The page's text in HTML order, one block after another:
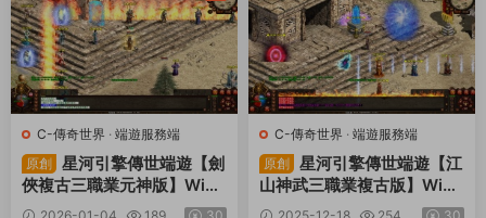
C-傳奇世界 · 端遊服務端
原創
星河引擎傳世端遊【劍
俠複古三職業元神版】Win
一鍵服務端+彩虹登陸器+客
C-傳奇世界 · 端遊服務端
原創
星河引擎傳世端遊【江
山神武三職業複古版】Win
一鍵服務端+彩虹登陸器+客